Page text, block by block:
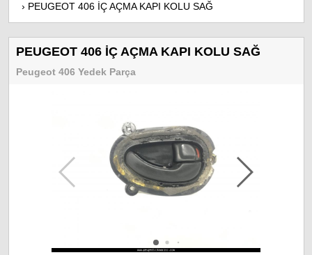
› PEUGEOT 406 İÇ AÇMA KAPI KOLU SAĞ
PEUGEOT 406 İÇ AÇMA KAPI KOLU SAĞ
Peugeot 406 Yedek Parça